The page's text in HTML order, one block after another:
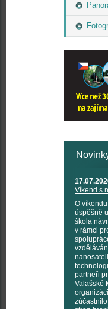
Víkend s
O
úspěšně
škola
v rámci
partneři
Valašské